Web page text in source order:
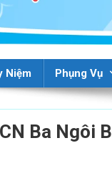
Niệm Phụng Vụ
Ba Ngôi B